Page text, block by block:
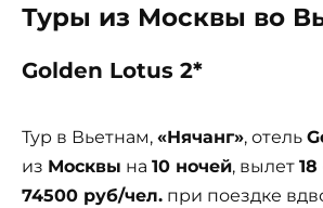
Туры из Москвы во
Golden Lotus 2*
Тур в Вьетнам, «Нячанг», отель
из Москвы на 10 ночей, вылет
74500 руб/чел. при поездке